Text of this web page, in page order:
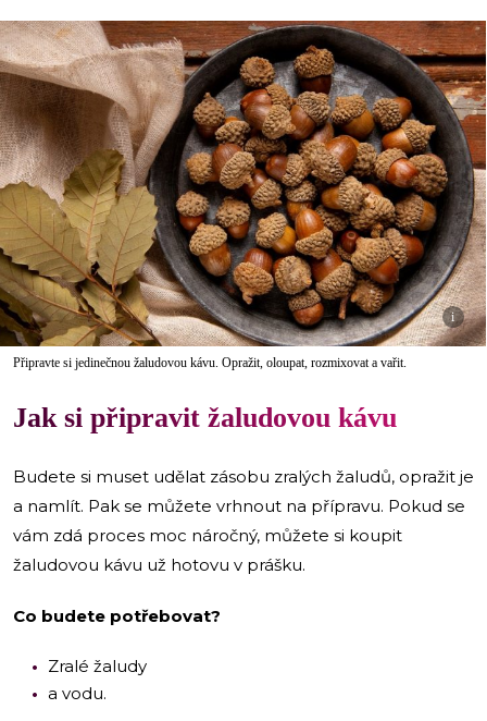
i
Připravte si jedinečnou žaludovou kávu. Opražit, oloupat, rozmixovat a vařit.
Jak si připravit žaludovou kávu
Budete si muset udělat zásobu zralých žaludů, opražit je
a namlít. Pak se můžete vrhnout na přípravu. Pokud se
vám zdá proces moc náročný, můžete si koupit
žaludovou kávu už hotovu v prášku.
Co budete potřebovat?
Zralé žaludy
a vodu.